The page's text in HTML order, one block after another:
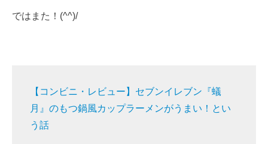
ではまた！(^^)/
【コンビニ・レビュー】セブンイレブン『蟻
月』のもつ鍋風カップラーメンがうまい！とい
う話